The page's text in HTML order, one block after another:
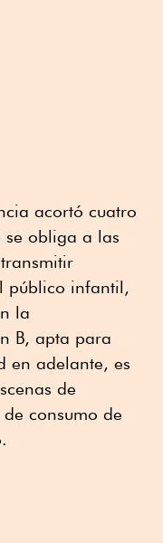
acortó cuatro
se obliga a las
público infantil,
la
B, apta para
en adelante, es
de
consumo de